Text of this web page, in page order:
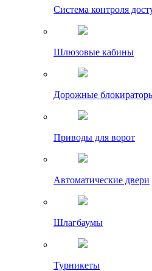
Система контроля
Шлюзовые кабины
Дорожные
Приводы для ворот
Автоматические двери
Шлагбаумы
Турникеты